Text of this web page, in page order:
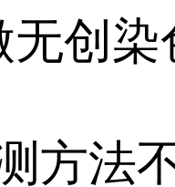
无创
方法